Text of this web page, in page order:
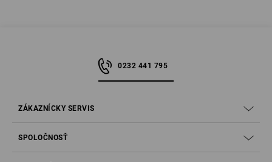
0232 441 795
ZÁKAZNÍCKY SERVIS
SPOLOČNOSŤ